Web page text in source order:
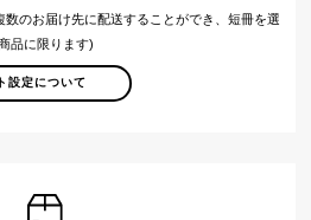
のお届け先に配送することができ、短冊を選
品に限ります)
設定について